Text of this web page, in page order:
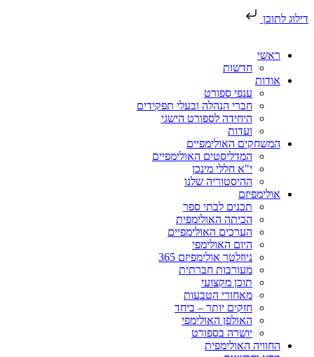
דילוג לתוכן
ראשי
חדשות
אודות
ענפי ספורט
חברי הנהלה ובעלי תפקידים
היחידה לספורט הישגי
ועדות
המשחקים האולימפיים
המדליסטים האולימפיים
י"א חללי מינכן
ההיסטוריה שלנו
אולימפיזם
תכנים לבתי ספר
הכיתה האולימפית
הערכים האולימפיים
היום האולימפי
ניוזלטר אולימפיזם 365
מעורבות חברתית
תוכן מקצועי
מאחורי הטבעות
חזקים יותר – ביחד
האולפן האולימפי
יושרה בספורט
החוויה האולימפית